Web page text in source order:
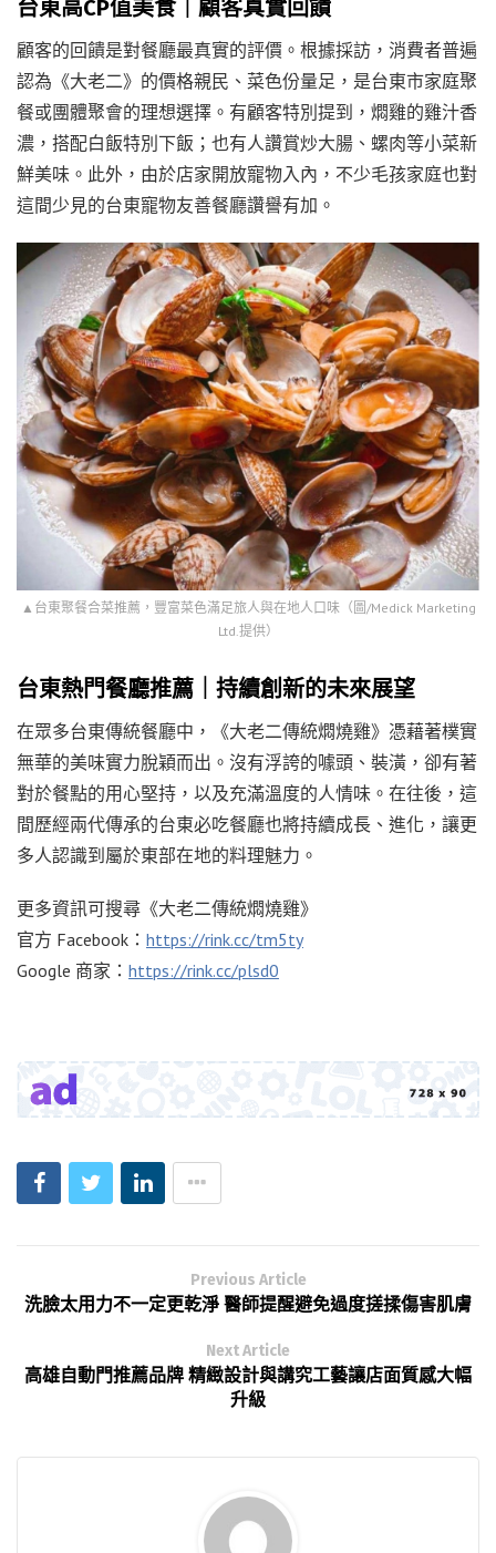
台東高CP值美食｜顧客真實回饋
顧客的回饋是對餐廳最真實的評價。根據採訪，消費者普遍
認為《大老二》的價格親民、菜色份量足，是台東市家庭聚
餐或團體聚會的理想選擇。有顧客特別提到，燜雞的雞汁香
濃，搭配白飯特別下飯；也有人讚賞炒大腸、螺肉等小菜新
鮮美味。此外，由於店家開放寵物入內，不少毛孩家庭也對
這間少見的台東寵物友善餐廳讚譽有加。
▲台東聚餐合菜推薦，豐富菜色滿足旅人與在地人口味（圖/Medick Marketing
Ltd.提供）
台東熱門餐廳推薦｜持續創新的未來展望
在眾多台東傳統餐廳中，《大老二傳統燜燒雞》憑藉著樸實
無華的美味實力脫穎而出。沒有浮誇的噱頭、裝潢，卻有著
對於餐點的用心堅持，以及充滿溫度的人情味。在往後，這
間歷經兩代傳承的台東必吃餐廳也將持續成長、進化，讓更
多人認識到屬於東部在地的料理魅力。
更多資訊可搜尋《大老二傳統燜燒雞》
官方 Facebook： https://rink.cc/tm5ty
Google 商家： https://rink.cc/plsd0
Previous Article
洗臉太用力不一定更乾淨 醫師提醒避免過度搓揉傷害肌膚
Next Article
高雄自動門推薦品牌 精緻設計與講究工藝讓店面質感大幅
升級